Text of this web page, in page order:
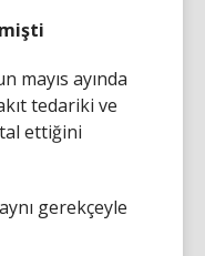
mayıs ayında
tedariki ve
ettiğini
gerekçeyle